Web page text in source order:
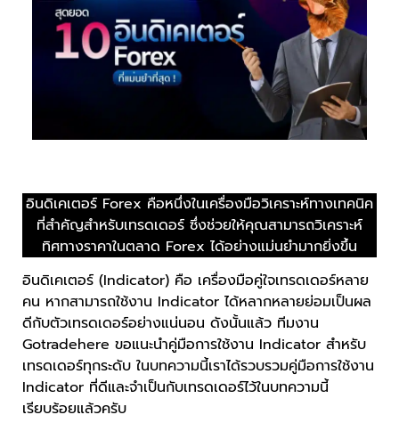
อินดิเคเตอร์ Forex คือหนึ่งในเครื่องมือวิเคราะห์ทางเทคนิค
ที่สำคัญสำหรับเทรดเดอร์ ซึ่งช่วยให้คุณสามารถวิเคราะห์
ทิศทางราคาในตลาด Forex ได้อย่างแม่นยำมากยิ่งขึ้น
อินดิเคเตอร์ (Indicator) คือ เครื่องมือคู่ใจเทรดเดอร์หลาย
คน หากสามารถใช้งาน Indicator ได้หลากหลายย่อมเป็นผล
ดีกับตัวเทรดเดอร์อย่างแน่นอน ดังนั้นแล้ว ทีมงาน
Gotradehere ขอแนะนำคู่มือการใช้งาน Indicator สำหรับ
เทรดเดอร์ทุกระดับ ในบทความนี้เราได้รวบรวมคู่มือการใช้งาน
Indicator ที่ดีและจำเป็นกับเทรดเดอร์ไว้ในบทความนี้
เรียบร้อยแล้วครับ